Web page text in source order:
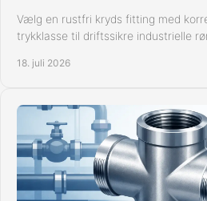
Vælg en rustfri kryds fitting med
trykklasse til driftssikre industrielle
18. juli 2026